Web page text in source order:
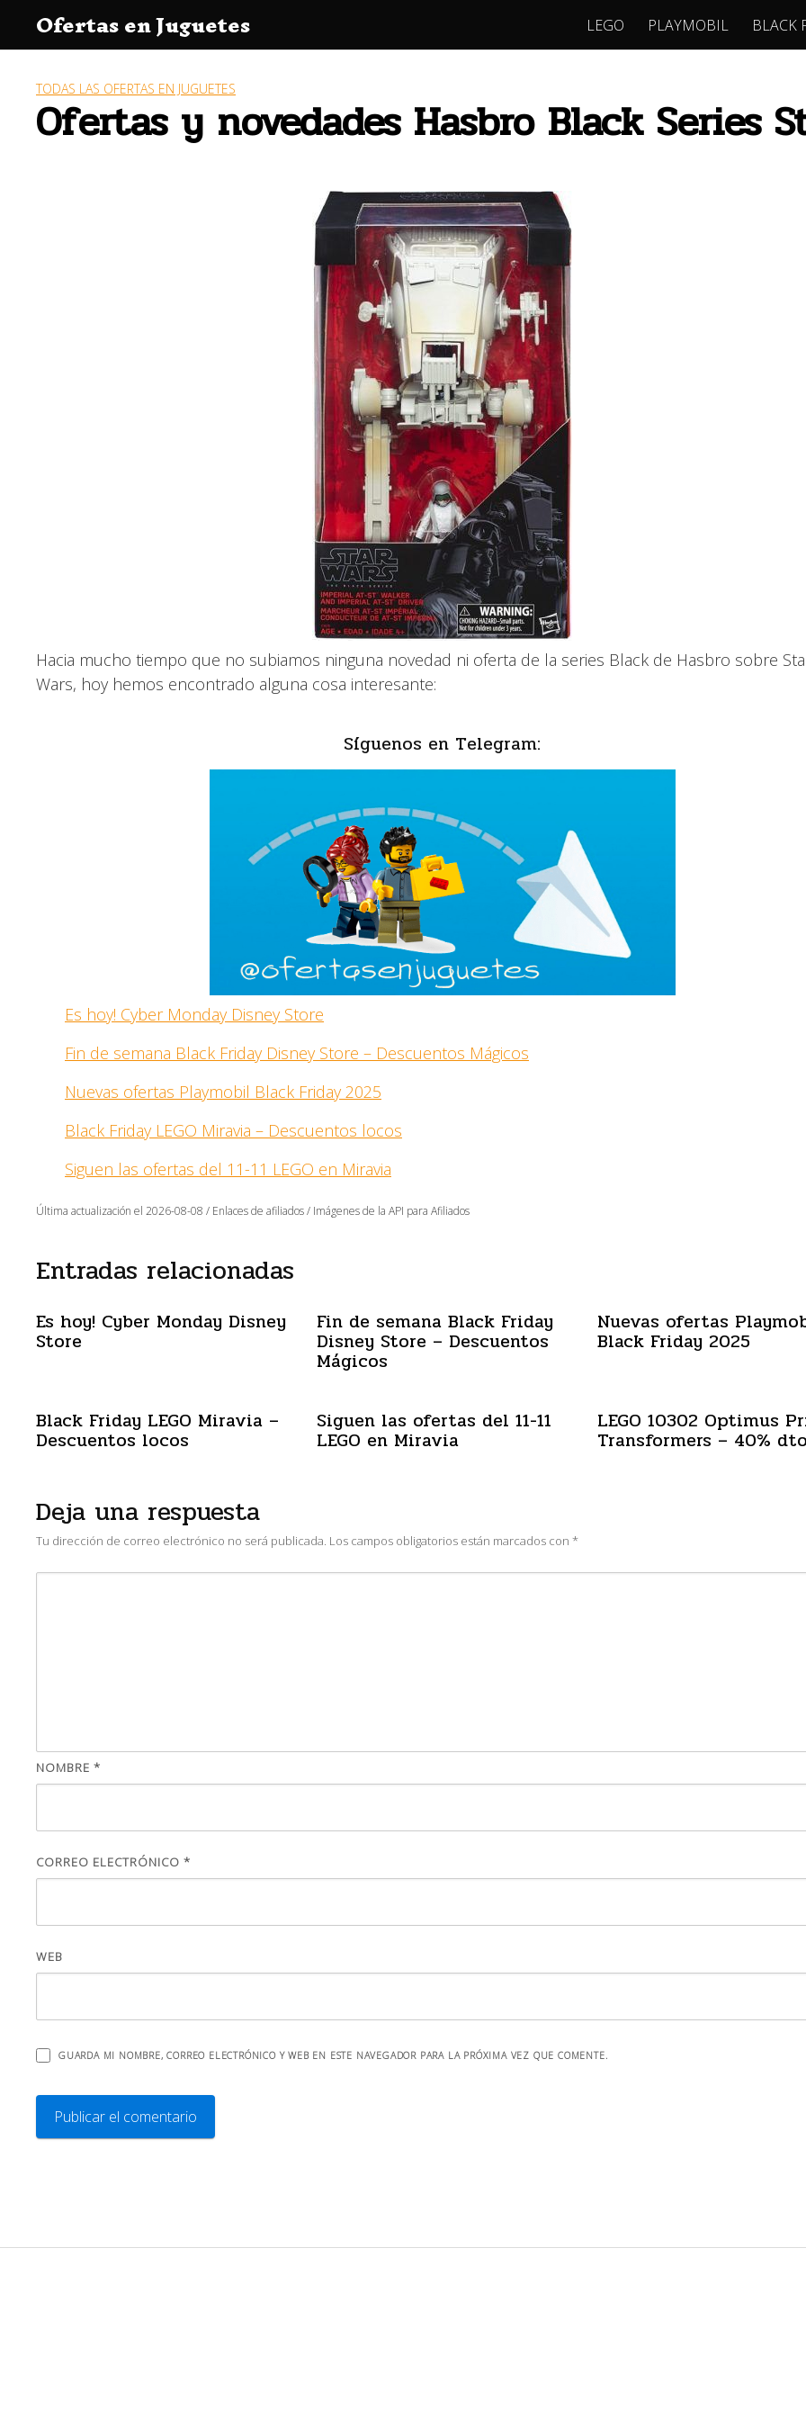
contenido
Ofertas en Juguetes LEGO PLAYMOBIL BLACK
TODAS LAS OFERTAS EN JUGUETES
Ofertas y novedades Hasbro Black Series
Hacia mucho tiempo que no subiamos ninguna novedad ni oferta de la series Black de Hasbro sobre
Wars, hoy hemos encontrado alguna cosa interesante:
Síguenos en Telegram:
Es hoy! Cyber Monday Disney Store
Fin de semana Black Friday Disney Store – Descuentos Mágicos
Nuevas ofertas Playmobil Black Friday 2025
Black Friday LEGO Miravia – Descuentos locos
Siguen las ofertas del 11-11 LEGO en Miravia
Última actualización el 2026-08-08 / Enlaces de afiliados / Imágenes de la API para Afiliados
Entradas relacionadas
Es hoy! Cyber Monday Disney
Store
Fin de semana Black Friday
Disney Store – Descuentos
Mágicos
Nuevas ofertas
Black Friday 2025
Black Friday LEGO Miravia –
Descuentos locos
Siguen las ofertas del 11-11
LEGO en Miravia
LEGO 10302 Optimus
Transformers – 40%
Deja una respuesta
Tu dirección de correo electrónico no será publicada. Los campos obligatorios están marcados con *
NOMBRE *
CORREO ELECTRÓNICO *
WEB
GUARDA MI NOMBRE, CORREO ELECTRÓNICO Y WEB EN ESTE NAVEGADOR PARA LA PRÓXIMA VEZ QUE COMENTE.